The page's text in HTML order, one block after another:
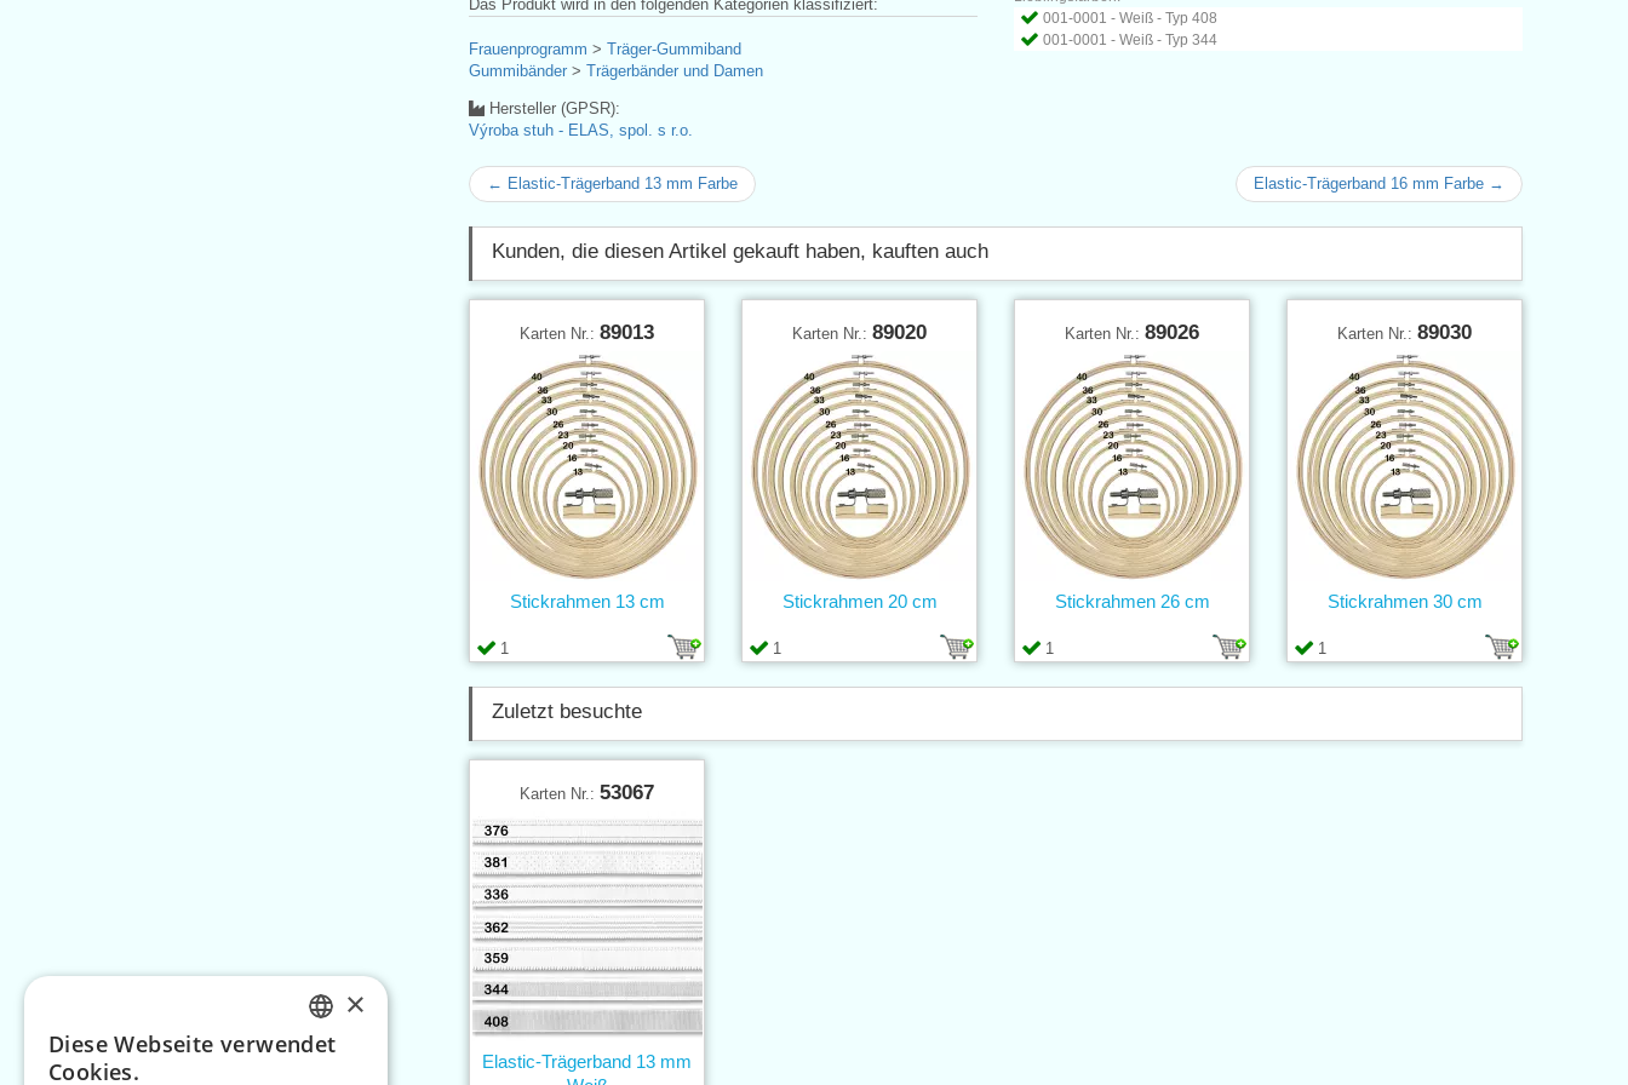
001-0001 - Weiß - Typ 408
001-0001 - Weiß - Typ 344
Das Produkt wird in den folgenden Kategorien klassifiziert:
Frauenprogramm > Träger-Gummiband
Gummibänder > Trägerbänder und Damen
Hersteller (GPSR):
Výroba stuh - ELAS, spol. s r.o.
← Elastic-Trägerband 13 mm Farbe Elastic-Trägerband 16 mm Farbe →
Kunden, die diesen Artikel gekauft haben, kauften auch
Karten Nr.: 89013
1
Stickrahmen 13 cm
Karten Nr.: 89020
1
Stickrahmen 20 cm
Karten Nr.: 89026
1
Stickrahmen 26 cm
Karten Nr.: 89030
1
Stickrahmen 30 cm
Zuletzt besuchte
Karten Nr.: 53067
Elastic-Trägerband 13 mm
CZECH
×
Diese Webseite verwendet
Cookies.